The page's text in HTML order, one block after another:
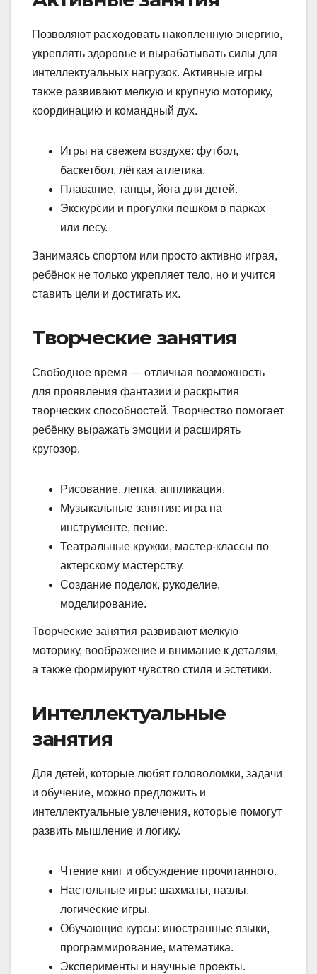
Позволяют расходовать накопленную энергию,
укреплять здоровье и вырабатывать силы для
интеллектуальных нагрузок. Активные игры
также развивают мелкую и крупную моторику,
координацию и командный дух.
Игры на свежем воздухе: футбол,
баскетбол, лёгкая атлетика.
Плавание, танцы, йога для детей.
Экскурсии и прогулки пешком в парках
или лесу.
Занимаясь спортом или просто активно играя,
ребёнок не только укрепляет тело, но и учится
ставить цели и достигать их.
Творческие занятия
Свободное время — отличная возможность
для проявления фантазии и раскрытия
творческих способностей. Творчество помогает
ребёнку выражать эмоции и расширять
кругозор.
Рисование, лепка, аппликация.
Музыкальные занятия: игра на
инструменте, пение.
Театральные кружки, мастер-классы по
актерскому мастерству.
Создание поделок, рукоделие,
моделирование.
Творческие занятия развивают мелкую
моторику, воображение и внимание к деталям,
а также формируют чувство стиля и эстетики.
Интеллектуальные
занятия
Для детей, которые любят головоломки, задачи
и обучение, можно предложить и
интеллектуальные увлечения, которые помогут
развить мышление и логику.
Чтение книг и обсуждение прочитанного.
Настольные игры: шахматы, пазлы,
логические игры.
Обучающие курсы: иностранные языки,
программирование, математика.
Эксперименты и научные проекты.